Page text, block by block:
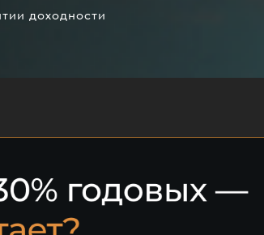
доходности
Гостиничного
моря